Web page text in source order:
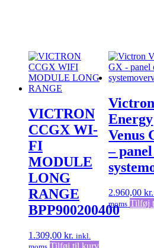
VICTRON
CCGX WI-
FI
MODULE
LONG
RANGE
BPP900200400
1.309,00 kr. inkl.
Tilføj til kurv
Victron
Energy
Venus
–
2.960,00kr.
moms Tilføj